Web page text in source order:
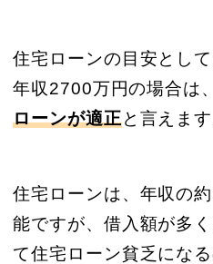
住宅ローンの目安とし
年収2700万円の場合は
ローンが適正と言えます
住宅ローンは、年収の
能ですが、借入額が多
て住宅ローン貧乏にな